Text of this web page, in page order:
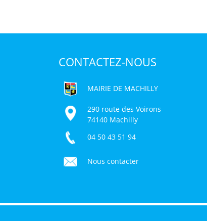
CONTACTEZ-NOUS
MAIRIE DE MACHILLY
290 route des Voirons
74140 Machilly
04 50 43 51 94
Nous contacter